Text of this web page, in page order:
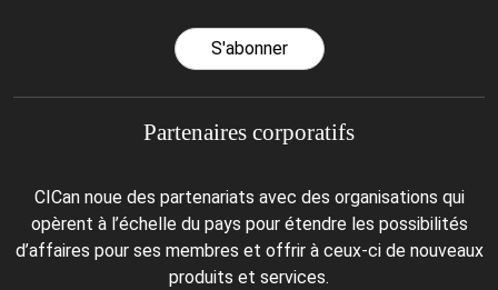
S'abonner
Partenaires corporatifs
CICan noue des partenariats avec des organisations qui
opèrent à l’échelle du pays pour étendre les possibilités
d’affaires pour ses membres et offrir à ceux-ci de nouveaux
produits et services.